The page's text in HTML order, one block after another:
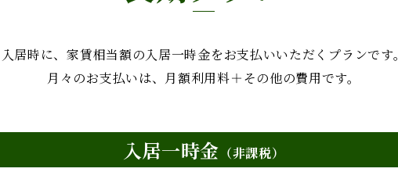
入居時に、家賃相当額の入居一時金をお支払いいただくプランです。
月々のお支払いは、月額利用料＋その他の費用です。
入居一時金 （非課税）